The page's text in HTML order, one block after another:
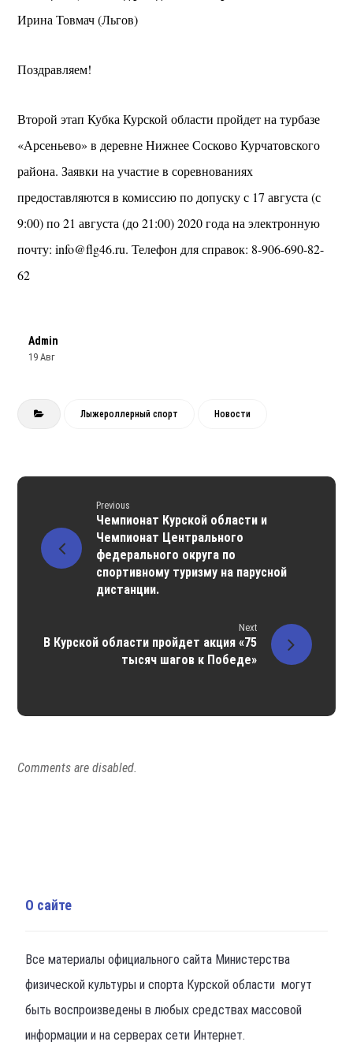
Ирина Товмач (Льгов)
Поздравляем!
Второй этап Кубка Курской области пройдет на турбазе
«Арсеньево» в деревне Нижнее Сосково Курчатовского
района. Заявки на участие в соревнованиях
предоставляются в комиссию по допуску с 17 августа (с
9:00) по 21 августа (до 21:00) 2020 года на электронную
почту: info@flg46.ru. Телефон для справок: 8-906-690-82-
62
Admin
19 Авг
Лыжероллерный спорт Новости
Previous
Чемпионат Курской области и
Чемпионат Центрального
федерального округа по
спортивному туризму на парусной
дистанции.
Next
В Курской области пройдет акция «75
тысяч шагов к Победе»
Comments are disabled.
О сайте
Все материалы официального сайта Министерства
физической культуры и спорта Курской области могут
быть воспроизведены в любых средствах массовой
информации и на серверах сети Интернет.